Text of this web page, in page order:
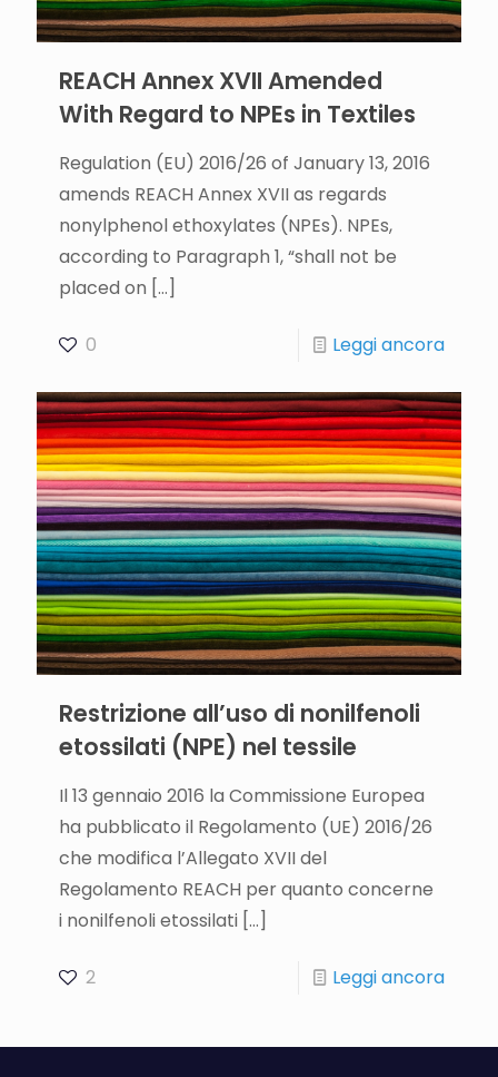
REACH Annex XVII Amended
With Regard to NPEs in Textiles
Regulation (EU) 2016/26 of January 13, 2016
amends REACH Annex XVII as regards
nonylphenol ethoxylates (NPEs). NPEs,
according to Paragraph 1, “shall not be
placed on […]
0 Leggi ancora
Restrizione all’uso di nonilfenoli
etossilati (NPE) nel tessile
Il 13 gennaio 2016 la Commissione Europea
ha pubblicato il Regolamento (UE) 2016/26
che modifica l’Allegato XVII del
Regolamento REACH per quanto concerne
i nonilfenoli etossilati […]
2 Leggi ancora